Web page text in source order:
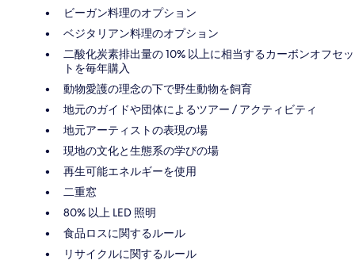
ビーガン料理のオプション
ベジタリアン料理のオプション
二酸化炭素排出量の 10% 以上に相当するカーボンオフセッ
トを毎年購入
動物愛護の理念の下で野生動物を飼育
地元のガイドや団体によるツアー / アクティビティ
地元アーティストの表現の場
現地の文化と生態系の学びの場
再生可能エネルギーを使用
二重窓
80% 以上 LED 照明
食品ロスに関するルール
リサイクルに関するルール